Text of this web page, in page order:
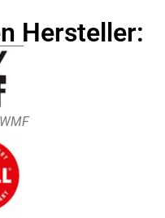
Hersteller: